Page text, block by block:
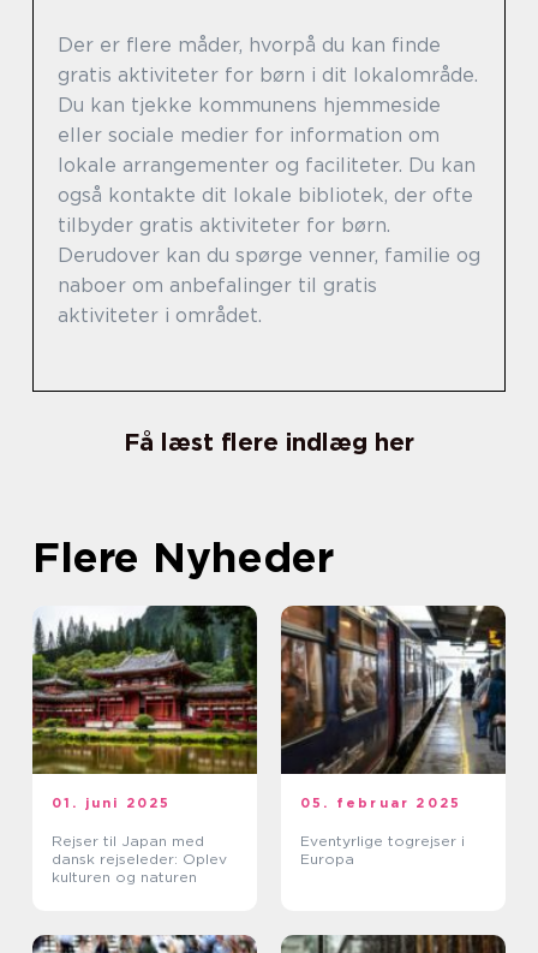
Der er flere måder, hvorpå du kan finde
gratis aktiviteter for børn i dit lokalområde.
Du kan tjekke kommunens hjemmeside
eller sociale medier for information om
lokale arrangementer og faciliteter. Du kan
også kontakte dit lokale bibliotek, der ofte
tilbyder gratis aktiviteter for børn.
Derudover kan du spørge venner, familie og
naboer om anbefalinger til gratis
aktiviteter i området.
Få læst flere indlæg her
Flere Nyheder
01. juni 2025
Rejser til Japan med
dansk rejseleder: Oplev
kulturen og naturen
05. februar 2025
Eventyrlige togrejser i
Europa